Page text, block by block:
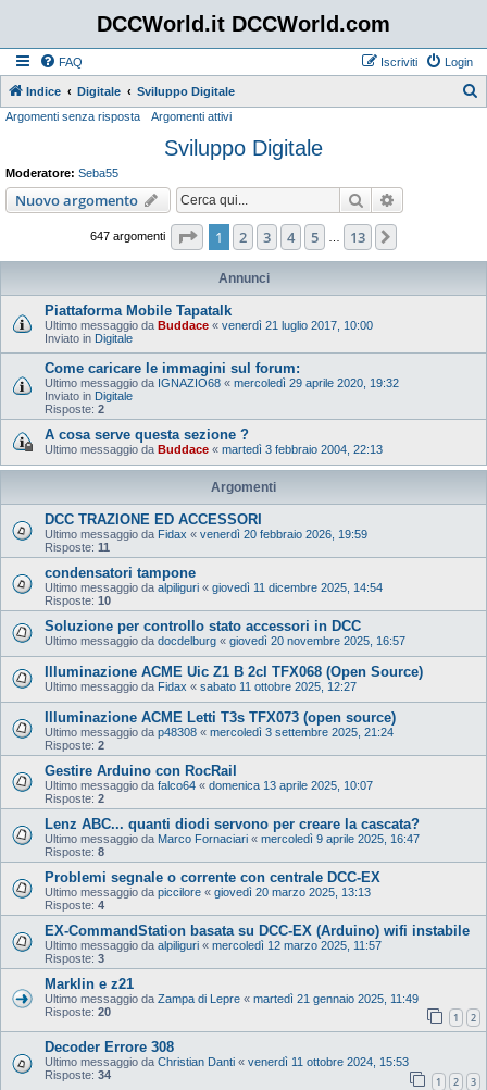
DCCWorld.it DCCWorld.com
FAQ Login
Iscriviti
Indice Digitale Sviluppo Digitale
Argomenti senza risposta Argomenti attivi
Sviluppo Digitale
Moderatore: Seba55
Nuovo argomento Cerca
647 argomenti Pagina di 13
1 2 3 4 5 13
Annunci
Piattaforma Mobile Tapatalk
Ultimo messaggio da Buddace « venerdì 21 luglio 2017, 10:00
Inviato in Digitale
Come caricare le immagini sul forum:
Ultimo messaggio da IGNAZIO68 « mercoledì 29 aprile 2020, 19:32
Inviato in Digitale
Risposte: 2
A cosa serve questa sezione ?
Ultimo messaggio da Buddace « martedì 3 febbraio 2004, 22:13
Argomenti
DCC TRAZIONE ED ACCESSORI
Ultimo messaggio da Fidax « venerdì 20 febbraio 2026, 19:59
Risposte: 11
condensatori tampone
Ultimo messaggio da alpiliguri « giovedì 11 dicembre 2025, 14:54
Risposte: 10
Soluzione per controllo stato accessori in DCC
Ultimo messaggio da docdelburg « giovedì 20 novembre 2025, 16:57
Illuminazione ACME Uic Z1 B 2cl TFX068 (Open Source)
Ultimo messaggio da Fidax « sabato 11 ottobre 2025, 12:27
Illuminazione ACME Letti T3s TFX073 (open source)
Ultimo messaggio da p48308 « mercoledì 3 settembre 2025, 21:24
Risposte: 2
Gestire Arduino con RocRail
Ultimo messaggio da falco64 « domenica 13 aprile 2025, 10:07
Risposte: 2
Lenz ABC... quanti diodi servono per creare la cascata?
Ultimo messaggio da Marco Fornaciari « mercoledì 9 aprile 2025, 16:47
Risposte: 8
Problemi segnale o corrente con centrale DCC-EX
Ultimo messaggio da piccilore « giovedì 20 marzo 2025, 13:13
Risposte: 4
EX‑CommandStation basata su DCC-EX (Arduino) wifi instabile
Ultimo messaggio da alpiliguri « mercoledì 12 marzo 2025, 11:57
Risposte: 3
Marklin e z21
Ultimo messaggio da Zampa di Lepre « martedì 21 gennaio 2025, 11:49
Risposte: 20 1 2
Decoder Errore 308
Ultimo messaggio da Christian Danti « venerdì 11 ottobre 2024, 15:53
Risposte: 34 1 2 3